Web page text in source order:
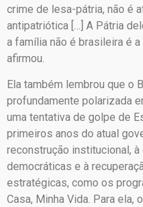
crime de lesa-pátria, não é
antipatriótica […] A Pátria
a família não é brasileira é
afirmou.
Ela também lembrou que o
profundamente polarizada
uma tentativa de golpe de
primeiros anos do atual
reconstrução institucional,
democráticas e à
estratégicas, como os
Casa, Minha Vida. Para ela,